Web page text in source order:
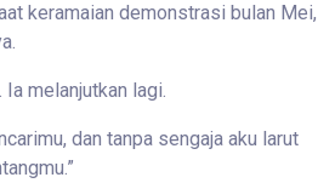
keramaian demonstrasi bulan Mei,
melanjutkan lagi.
dan tanpa sengaja aku larut